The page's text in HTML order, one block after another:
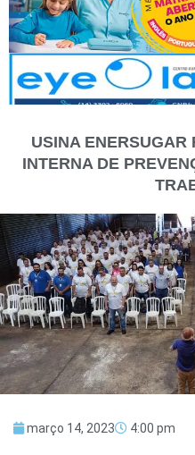
USINA ENERSUGAR
INTERNA DE
março 14, 2023 4:00 pm